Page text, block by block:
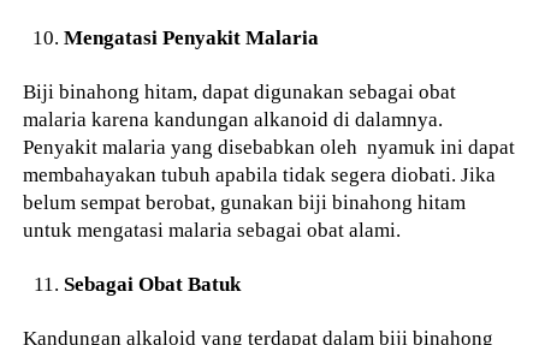
Mengatasi Penyakit Malaria
Biji binahong hitam, dapat digunakan sebagai obat
malaria karena kandungan alkanoid di dalamnya.
Penyakit malaria yang disebabkan oleh nyamuk ini dapat
membahayakan tubuh apabila tidak segera diobati. Jika
belum sempat berobat, gunakan biji binahong hitam
untuk mengatasi malaria sebagai obat alami.
Sebagai Obat Batuk
Kandungan alkaloid yang terdapat dalam biji binahong